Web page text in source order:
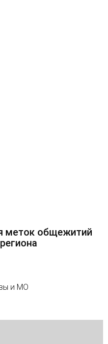
меток общежитий
и МО